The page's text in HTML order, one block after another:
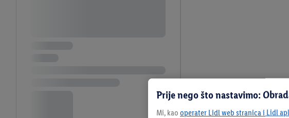
Prije nego što nastavimo:
Mi, kao operater Lidl web stranica i Lidl